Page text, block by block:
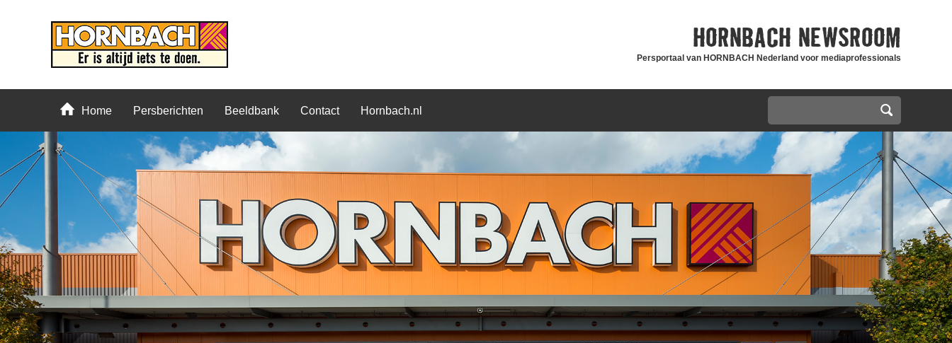
HORNBACH NEWSROOM
Persportaal van HORNBACH Nederland voor mediaprofessionals
Home Persberichten Beeldbank Contact Hornbach.nl